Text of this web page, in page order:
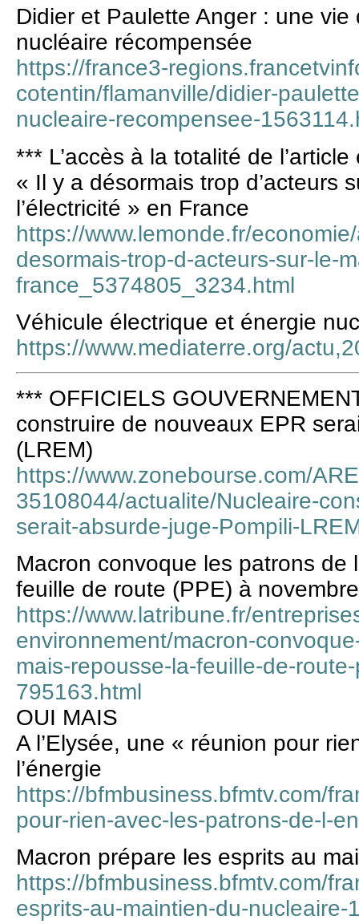
Didier et Paulette Anger : une
nucléaire récompensée
https://france3-
cotentin/flamanville/didier-
nucleaire-recompensee-
*** L’accès à la totalité de
« Il y a désormais trop d’acteurs
l’électricité » en France
https://www.lemonde.fr/
desormais-trop-d-acteurs-sur-le-
france_5374805_3234.html
Véhicule électrique et énergie
https://www.mediaterre.org/
*** OFFICIELS
construire de nouveaux EPR
(LREM)
https://www.zonebourse.com/
35108044/actualite/Nucleaire-
serait-absurde-juge-Pompili-
Macron convoque les patrons de
feuille de route (PPE) à
https://www.latribune.fr/
environnement/macron-
mais-repousse-la-feuille-de-
795163.html
OUI MAIS
A l’Elysée, une « réunion pour
l’énergie
https://bfmbusiness.bfmtv.com/
pour-rien-avec-les-patrons-de-l-
Macron prépare les esprits au
https://bfmbusiness.bfmtv.com/
esprits-au-maintien-du-nucleaire-